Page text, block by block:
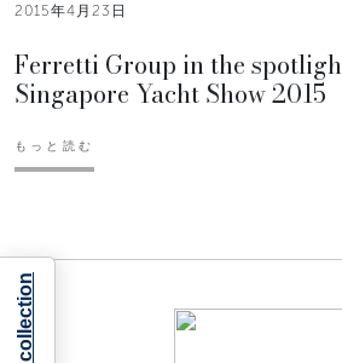
2015年4月23日
Ferretti Group in the
Singapore Yacht Show 2015
もっと読む